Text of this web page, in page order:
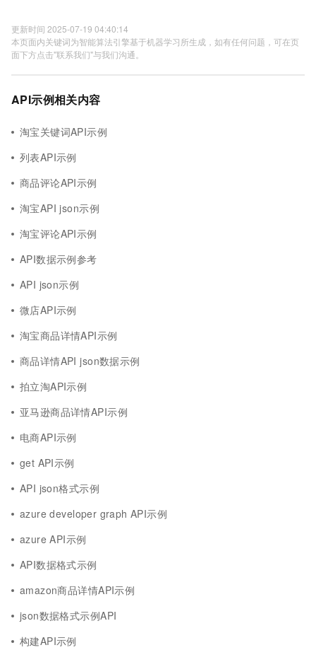
更新时间 2025-07-19 04:40:14
本页面内关键词为智能算法引擎基于机器学习所生成，如有任何问题，可在页
面下方点击"联系我们"与我们沟通。
API示例相关内容
淘宝关键词API示例
列表API示例
商品评论API示例
淘宝API json示例
淘宝评论API示例
API数据示例参考
API json示例
微店API示例
淘宝商品详情API示例
商品详情API json数据示例
拍立淘API示例
亚马逊商品详情API示例
电商API示例
get API示例
API json格式示例
azure developer graph API示例
azure API示例
API数据格式示例
amazon商品详情API示例
json数据格式示例API
构建API示例